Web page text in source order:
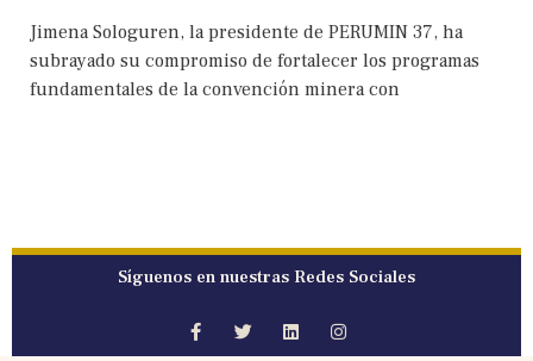
Jimena Sologuren, la presidente de PERUMIN 37, ha
subrayado su compromiso de fortalecer los programas
fundamentales de la convención minera con
Síguenos en nuestras Redes Sociales